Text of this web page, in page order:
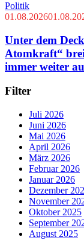
Politik
01.08.2026
Unter dem
Atomkraft“
immer weiter
Filter
Juli 2026
Juni 2026
Mai 2026
April 2026
März 2026
Februar 2026
Januar 2026
Dezember
November
Oktober 2025
September
August 2025